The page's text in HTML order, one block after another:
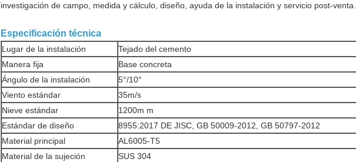
investigación de campo, medida y cálculo, diseño, ayuda de la instalación y servicio post-venta.
Especificación técnica
Lugar de la instalación
Tejado del cemento
Manera fija
Base concreta
Ángulo de la instalación
5°/10°
Viento estándar
35m/s
Nieve estándar
1200m m
Estándar de diseño
8955:2017 DE JISC, GB 50009-2012, GB 50797-2012
Material principal
AL6005-T5
Material de la sujeción
SUS 304